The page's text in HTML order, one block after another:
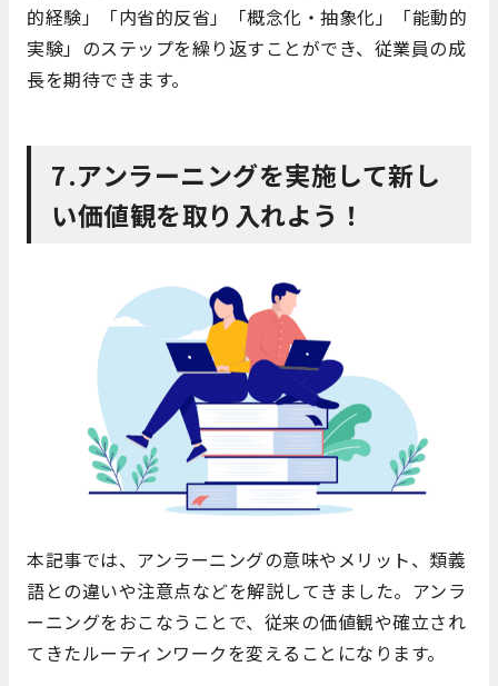
的経験」「内省的反省」「概念化・抽象化」「能動的
実験」のステップを繰り返すことができ、従業員の成
長を期待できます。
7.アンラーニングを実施して新し
い価値観を取り入れよう！
本記事では、アンラーニングの意味やメリット、類義
語との違いや注意点などを解説してきました。アンラ
ーニングをおこなうことで、従来の価値観や確立され
てきたルーティンワークを変えることになります。